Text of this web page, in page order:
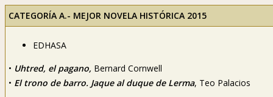
CATEGORÍA A.- MEJOR NOVELA HISTÓRICA 2015
EDHASA
• Uhtred, el pagano, Bernard Cornwell
• El trono de barro. Jaque al duque de Lerma, Teo Palacios